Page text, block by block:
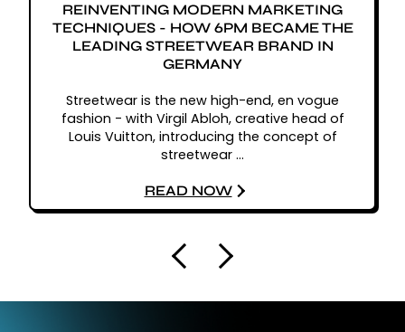
REINVENTING MODERN MARKETING
TECHNIQUES - HOW 6PM BECAME THE
LEADING STREETWEAR BRAND IN
GERMANY
Streetwear is the new high-end, en vogue
fashion - with Virgil Abloh, creative head of
Louis Vuitton, introducing the concept of
streetwear ...
READ NOW